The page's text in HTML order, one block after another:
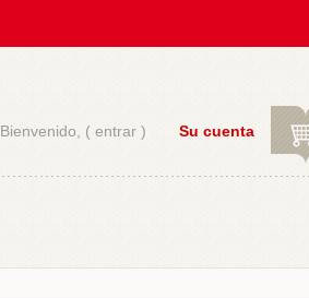
Su cuenta
Bienvenido, ( entrar)